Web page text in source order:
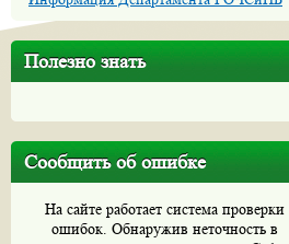
Полезно знать
Сообщить об ошибке
На сайте работает система проверки
ошибок. Обнаружив неточность в